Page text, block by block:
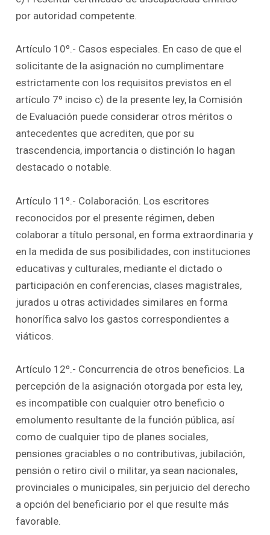
por autoridad competente.
Artículo 10º.- Casos especiales. En caso de que el
solicitante de la asignación no cumplimentare
estrictamente con los requisitos previstos en el
artículo 7º inciso c) de la presente ley, la Comisión
de Evaluación puede considerar otros méritos o
antecedentes que acrediten, que por su
trascendencia, importancia o distinción lo hagan
destacado o notable.
Artículo 11º.- Colaboración. Los escritores
reconocidos por el presente régimen, deben
colaborar a título personal, en forma extraordinaria y
en la medida de sus posibilidades, con instituciones
educativas y culturales, mediante el dictado o
participación en conferencias, clases magistrales,
jurados u otras actividades similares en forma
honorífica salvo los gastos correspondientes a
viáticos.
Artículo 12º.- Concurrencia de otros beneficios. La
percepción de la asignación otorgada por esta ley,
es incompatible con cualquier otro beneficio o
emolumento resultante de la función pública, así
como de cualquier tipo de planes sociales,
pensiones graciables o no contributivas, jubilación,
pensión o retiro civil o militar, ya sean nacionales,
provinciales o municipales, sin perjuicio del derecho
a opción del beneficiario por el que resulte más
favorable.